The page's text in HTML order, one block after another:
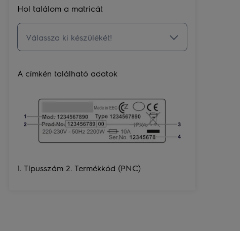
Hol találom a matricát
A címkén található adatok
1. Típusszám 2. Termékkód (PNC)